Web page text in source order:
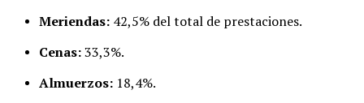
Meriendas: 42,5% del total de prestaciones.
Cenas:33,3%.
Almuerzos: 18,4%.